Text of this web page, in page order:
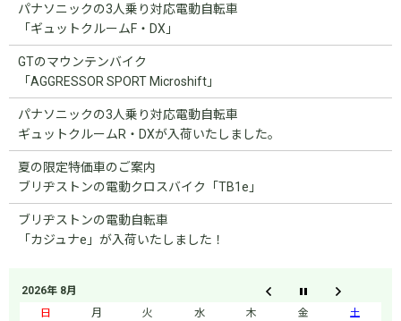
パナソニックの3人乗り対応電動自転車
「ギュットクルームF・DX」
GTのマウンテンバイク
「AGGRESSOR SPORT Microshift」
パナソニックの3人乗り対応電動自転車
ギュットクルームR・DXが入荷いたしました。
夏の限定特価車のご案内
ブリヂストンの電動クロスバイク「TB1e」
ブリヂストンの電動自転車
「カジュナe」が入荷いたしました！
2026年 8月
日
月 火 水 木 金
土